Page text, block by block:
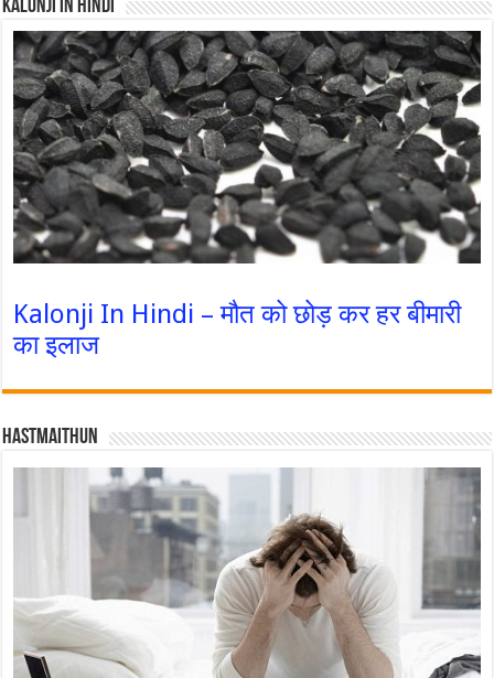
Kalonji In Hindi
Kalonji In Hindi – मौत को छोड़ कर हर बीमारी
का इलाज
Hastmaithun